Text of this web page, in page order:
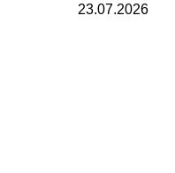
23.07.2026